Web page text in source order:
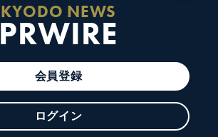
KYODO NEWS
PRWIRE
会員登録
ログイン